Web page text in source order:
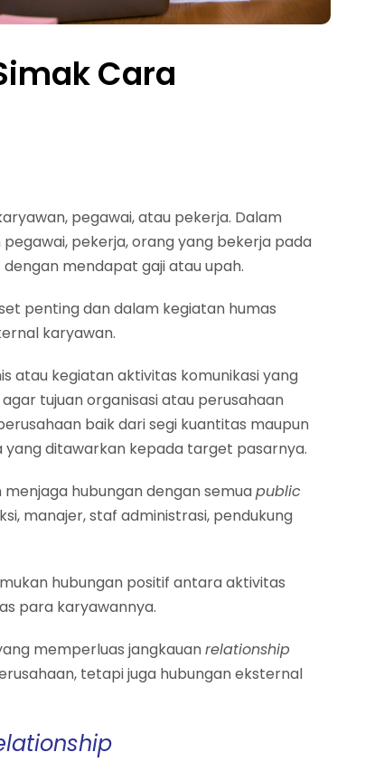
Cara
pegawai, atau pekerja. Dalam
pekerja, orang yang bekerja pada
mendapat gaji atau upah.
penting dan dalam kegiatan humas
karyawan.
atau kegiatan aktivitas komunikasi yang
tujuan organisasi atau perusahaan
baik dari segi kuantitas maupun
ditawarkan kepada target pasarnya.
hubungan dengan semuapublic
manajer, staf administrasi, pendukung
hubungan positif antara aktivitas
para karyawannya.
memperluas jangkauanrelationship
tetapi juga hubungan eksternal